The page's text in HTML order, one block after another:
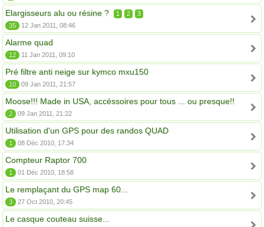
Elargisseurs alu ou résine ? 1 2
3
35
12 Jan 2011, 08:46
Alarme quad
12 11 Jan 2011, 09:10
Pré filtre anti neige sur kymco mxu150
10 09 Jan 2011, 21:57
Moose!!! Made in USA, accéssoires pour tous ... ou presque!!
2 09 Jan 2011, 21:22
Utilisation d'un GPS pour des randos QUAD
1 08 Déc 2010, 17:34
Compteur Raptor 700
1 01 Déc 2010, 18:58
Le remplaçant du GPS map 60...
3 27 Oct 2010, 20:45
Le casque couteau suisse...